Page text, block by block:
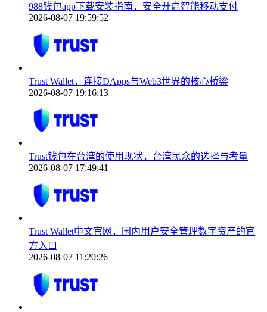
988钱包app下载安装指南，安全开启智能移动支付
2026-08-07 19:59:52
Trust Wallet，连接DApps与Web3世界的核心桥梁
2026-08-07 19:16:13
Trust钱包在台湾的使用现状，台湾民众的选择与考量
2026-08-07 17:49:41
Trust Wallet中文官网，国内用户安全管理数字资产的官
方入口
2026-08-07 11:20:26